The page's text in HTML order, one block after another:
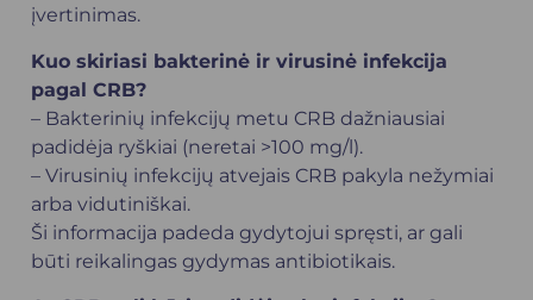
įvertinimas.
Kuo skiriasi bakterinė ir virusinė infekcija
pagal CRB?
– Bakterinių infekcijų metu CRB dažniausiai
padidėja ryškiai (neretai >100 mg/l).
– Virusinių infekcijų atvejais CRB pakyla nežymiai
arba vidutiniškai.
Ši informacija padeda gydytojui spręsti, ar gali
būti reikalingas gydymas antibiotikais.